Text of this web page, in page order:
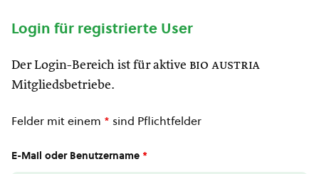
Login für registrierte User
Der Login-Bereich ist für aktive bio austria
Mitgliedsbetriebe.
Felder mit einem * sind Pflichtfelder
E-Mail oder Benutzername *